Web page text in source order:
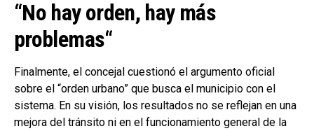
“No hay orden, hay más
problemas“
Finalmente, el concejal cuestionó el argumento oficial
sobre el “orden urbano” que busca el municipio con el
sistema. En su visión, los resultados no se reflejan en una
mejora del tránsito ni en el funcionamiento general de la